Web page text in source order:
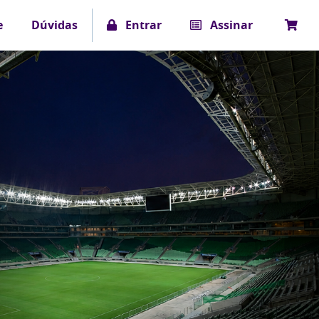
Dúvidas Entrar Assinar